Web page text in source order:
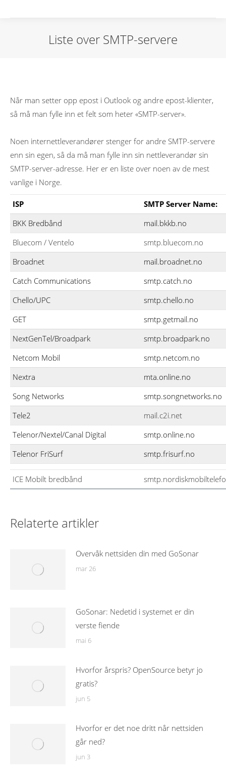
Liste over SMTP-servere
Når man setter opp epost i Outlook og andre epost-klienter,
så må man fylle inn et felt som heter «SMTP-server».
Noen internettleverandører stenger for andre SMTP-servere
enn sin egen, så da må man fylle inn sin nettleverandør sin
SMTP-server-adresse. Her er en liste over noen av de mest
vanlige i Norge.
ISP
SMTP Server Name:
BKK Bredbånd
mail.bkkb.no
Bluecom / Ventelo
smtp.bluecom.no
Broadnet
mail.broadnet.no
Catch Communications
smtp.catch.no
Chello/UPC
smtp.chello.no
GET
smtp.getmail.no
NextGenTel/Broadpark
smtp.broadpark.no
Netcom Mobil
smtp.netcom.no
Nextra
mta.online.no
Song Networks
smtp.songnetworks.no
Tele2
mail.c2i.net
Telenor/Nextel/Canal Digital
smtp.online.no
Telenor FriSurf
smtp.frisurf.no
ICE Mobilt bredbånd
Relaterte artikler
Overvåk nettsiden din med GoSonar
mar 26
GoSonar: Nedetid i systemet er din
verste fiende
mai 6
Hvorfor årspris? OpenSource betyr jo
gratis?
jun 5
Hvorfor er det noe dritt når nettsiden
går ned?
jun 3